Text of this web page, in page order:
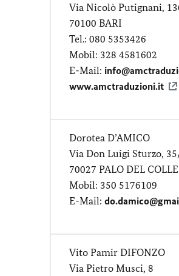
Via Nicolò Putignani,
70100 BARI
Tel.: 080 5353426
Mobil: 328 4581602
E-Mail:
www.amctraduzioni.it
Dorotea D’AMICO
Via Don Luigi Sturzo,
70027 PALO DEL
Mobil: 350 5176109
E-Mail:
Vito Pamir DIFONZO
Via Pietro Musci, 8